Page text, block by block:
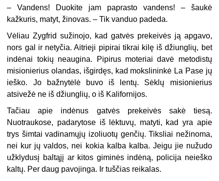
– Vandens! Duokite jam paprasto vandens! – šaukė
kažkuris, matyt, žinovas. – Tik vanduo padeda.
Vėliau Zygfrid sužinojo, kad gatvės prekeivės ją apgavo,
nors gal ir netyčia. Aitrieji pipirai tikrai kilę iš džiunglių, bet
indėnai tokių neaugina. Pipirus moteriai davė metodistų
misionierius olandas, išgirdęs, kad mokslininkė La Pase jų
ieško. Jo bažnytėlė buvo iš lentų. Sėklų misionierius
atsivežė ne iš džiunglių, o iš Kalifornijos.
Tačiau apie indėnus gatvės prekeivės sakė tiesą.
Nuotraukose, padarytose iš lėktuvų, matyti, kad yra apie
trys šimtai vadinamųjų izoliuotų genčių. Tiksliai nežinoma,
nei kur jų valdos, nei kokia kalba kalba. Jeigu jie nužudo
užklydusį baltąjį ar kitos giminės indėną, policija neieško
kaltų. Per daug pavojinga. Ir tuščias reikalas.